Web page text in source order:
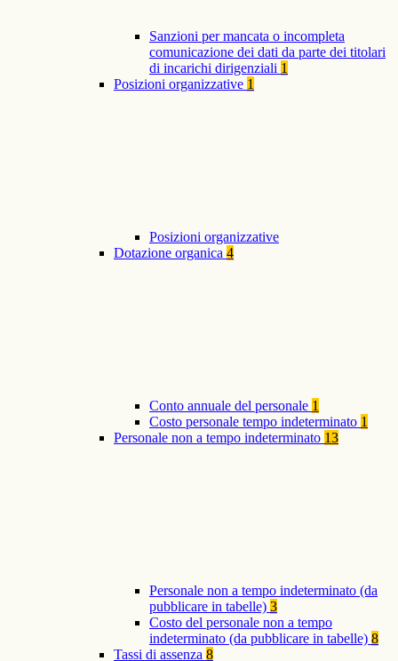
Sanzioni per mancata o incompleta
comunicazione dei dati da parte dei titolari
di incarichi dirigenziali 1
Posizioni organizzative 1
Posizioni organizzative
Dotazione organica 4
Conto annuale del personale 1
Costo personale tempo indeterminato 1
Personale non a tempo indeterminato 13
Personale non a tempo indeterminato (da
pubblicare in tabelle) 3
Costo del personale non a tempo
indeterminato (da pubblicare in tabelle) 8
Tassi di assenza 8